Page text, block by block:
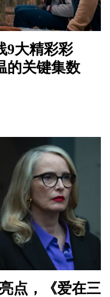
9大精彩彩
的关键集数
点，《爱在三